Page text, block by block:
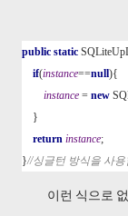
public static
if(instance==null){
instance = new
    }
return instance;
}//싱글턴 방식을 사
이런 식으로